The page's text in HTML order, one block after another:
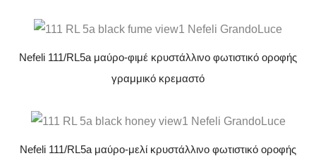
Nefeli 111/RL5a μαύρο-φιμέ κρυστάλλινο φωτιστικό οροφής
γραμμικό κρεμαστό
Nefeli 111/RL5a μαύρο-μελί κρυστάλλινο φωτιστικό οροφής